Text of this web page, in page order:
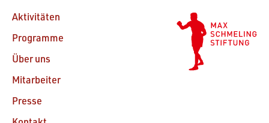
Aktivitäten
Programme
Über uns
Mitarbeiter
Presse